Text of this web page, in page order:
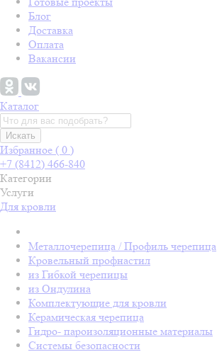
Блог
Доставка
Оплата
Вакансии
Каталог
Искать
Избранное ( 0 )
+7 (8412) 466-840
Категории
Услуги
Для кровли
Металлочерепица / Профиль черепица
Кровельный профнастил
из Гибкой черепицы
из Ондулина
Комплектующие для кровли
Керамическая черепица
Гидро- пароизоляционные материалы
Системы безопасности